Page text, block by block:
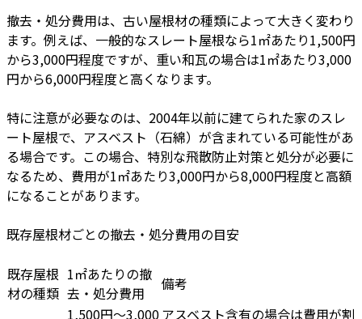
撤去・処分費用は、古い屋根材の種類によって大きく変わり
ます。例えば、一般的なスレート屋根なら1㎡あたり1,500円
から3,000円程度ですが、重い和瓦の場合は1㎡あたり3,000
円から6,000円程度と高くなります。
特に注意が必要なのは、2004年以前に建てられた家のスレ
ート屋根で、アスベスト（石綿）が含まれている可能性があ
る場合です。この場合、特別な飛散防止対策と処分が必要に
なるため、費用が1㎡あたり3,000円から8,000円程度と高額
になることがあります。
既存屋根材ごとの撤去・処分費用の目安
既存屋根
材の種類
1㎡あたりの撤
去・処分費用
備考
1,500円～3,000アスベスト含有の場合は費用が割